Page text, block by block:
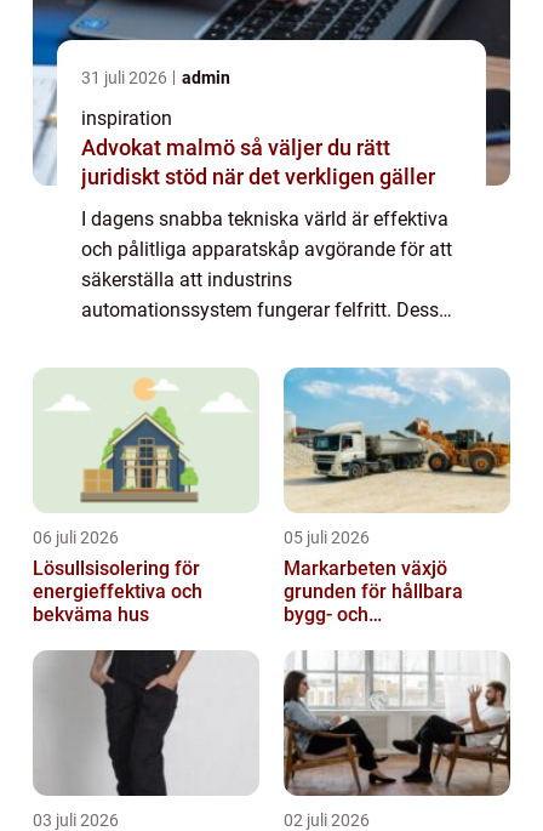
31 juli 2026 admin
inspiration
Advokat malmö så väljer du rätt
juridiskt stöd när det verkligen gäller
I dagens snabba tekniska värld är effektiva
och pålitliga apparatskåp avgörande för att
säkerställa att industrins
automationssystem fungerar felfritt. Dessa
06 juli 2026
Lösullsisolering för
energieffektiva och
bekväma hus
05 juli 2026
Markarbeten växjö
grunden för hållbara
bygg- och
03 juli 2026 02 juli 2026